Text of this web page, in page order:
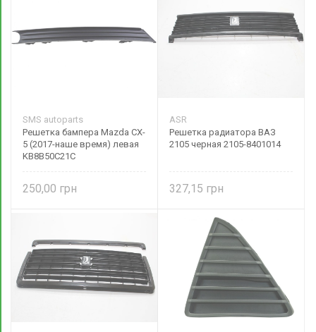
SMS autoparts
Решетка бампера Mazda CX-
5 (2017-наше время) левая
KB8B50C21C
250,00
ASR
Решетка радиатора ВАЗ
2105 черная 2105-8401014
327,15